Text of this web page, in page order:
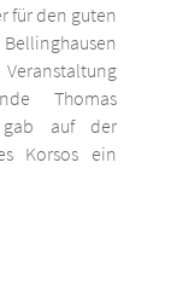
für den guten
Thomas
gab auf der
Korsos ein